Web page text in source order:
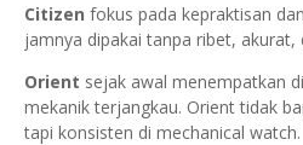
Citizen fokus pada kepraktisan
jamnya dipakai tanpa ribet,
Orient sejak awal menempatkan
mekanik terjangkau. Orient tidak
tapi konsisten di mechanical watch.